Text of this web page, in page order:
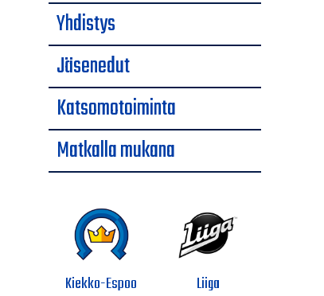
Yhdistys
Jäsenedut
Katsomotoiminta
Matkalla mukana
Kiekko-Espoo Liiga